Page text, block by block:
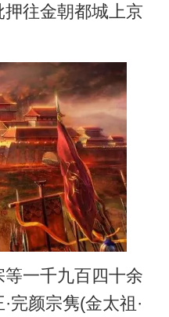
往金朝都城上京
一千九百四十余
完颜宗隽(金太祖·